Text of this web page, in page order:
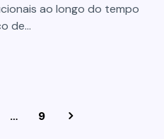
ao longo do tempo
de…
… 9